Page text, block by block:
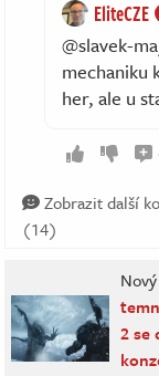
EliteCZE
@slavek-
mechaniku
her, ale u
Zobrazit další
(14)
2 se